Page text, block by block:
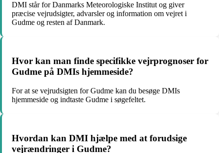
DMI står for Danmarks Meteorologiske Institut og giver
præcise vejrudsigter, advarsler og information om vejret i
Gudme og resten af Danmark.
Hvor kan man finde specifikke vejrprognoser for
Gudme på DMIs hjemmeside?
For at se vejrudsigten for Gudme kan du besøge DMIs
hjemmeside og indtaste Gudme i søgefeltet.
Hvordan kan DMI hjælpe med at forudsige
vejrændringer i Gudme?